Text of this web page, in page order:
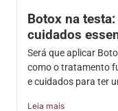
Botox na
cuidados
Será que aplicar
como o tratamento
e cuidados para ter
Leia mais